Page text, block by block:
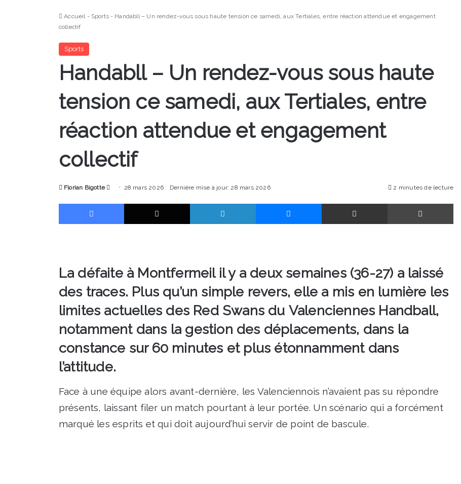
Accueil - Sports - Handabll – Un rendez-vous sous haute tension ce samedi, aux Tertiales, entre réaction attendue et engagement
collectif
Sports
Handabll – Un rendez-vous sous haute
tension ce samedi, aux Tertiales, entre
réaction attendue et engagement
collectif
Florian Bigotte
Envoyer28 mars 2026 Dernière mise à jour: 28 mars 2026 2 minutes de lecture
Facebook X Linkedin Messenger Partager par email
La défaite à Montfermeil il y a deux semaines (36-27) a laissé
des traces. Plus qu’un simple revers, elle a mis en lumière les
limites actuelles des Red Swans du Valenciennes Handball,
notamment dans la gestion des déplacements, dans la
constance sur 60 minutes et plus étonnamment dans
l’attitude.
Face à une équipe alors avant-dernière, les Valenciennois n’avaient pas su répondre
présents, laissant filer un match pourtant à leur portée. Un scénario qui a forcément
marqué les esprits et qui doit aujourd’hui servir de point de bascule.